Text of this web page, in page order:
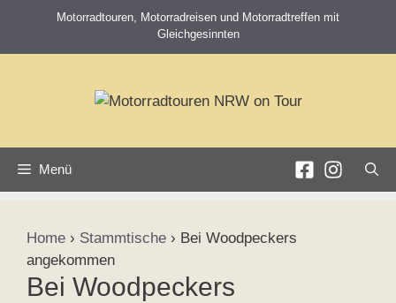
springen
Motorradtouren, Motorradreisen und Motorradtreffen mit
Gleichgesinnten
Menü
Home › Stammtische › Bei Woodpeckers
angekommen
Bei Woodpeckers